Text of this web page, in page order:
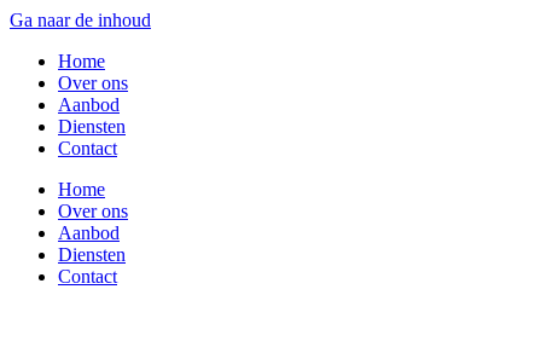
Ga naar de inhoud
Home
Over ons
Aanbod
Diensten
Contact
Home
Over ons
Aanbod
Diensten
Contact